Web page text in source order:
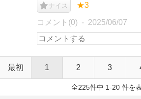
ナイス ★3
コメント(0) 2025/06/07
最初 1 2 3
全225件中 1-20 件を